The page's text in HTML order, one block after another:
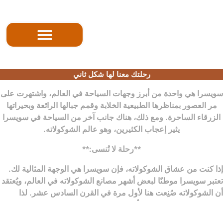
رحلتك معنا لها شكل ثاني
سويسرا هي واحدة من أبرز وجهات السياحة في العالم، واشتهرت على
مر العصور بمناظرها الطبيعية الخلابة وقمم جبالها الرائعة وبحيراتها
الزرقاء الساحرة. ومع ذلك، هناك جانب آخر من السياحة في سويسرا
يثير إعجاب الكثيرين، وهو عالم الشوكولاته.
**رحلة لا تُنسى:**
إذا كنت من عشاق الشوكولاته، فإن سويسرا هي الوجهة المثالية لك.
تعتبر سويسرا موطنًا لبعض أشهر مصانع الشوكولاته في العالم، ويُعتقد
أن الشوكولاته صُنِعت هنا لأول مرة في القرن السادس عشر. لذا